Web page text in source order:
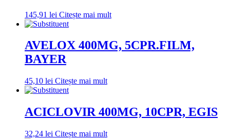
145,91 lei Citește mai mult
AVELOX 400MG, 5CPR.FILM,
BAYER
45,10 lei Citește mai mult
ACICLOVIR 400MG, 10CPR, EGIS
32,24 lei Citește mai mult